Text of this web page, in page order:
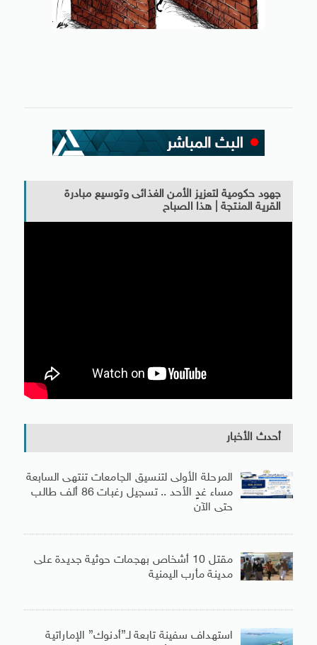
جهود حكومية لتعزيز الأمن الغذائى وتوسيع مبادرة
القرية المنتجة | هذا الصباح
أحدث الأخبار
المرحلة الأولى لتنسيق الجامعات تنتهى السابعة
مساء غدٍ الأحد .. تسجيل رغبات 86 ألف طالب
حتى الآن
مقتل 10 أشخاص بهجمات حوثية جديدة على
مدينة مأرب اليمنية
استهداف سفينة تابعة لـ”أدنوك” الإماراتية